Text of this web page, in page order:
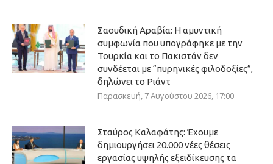
Σαουδική Αραβία: Η αμυντική
συμφωνία που υπογράφηκε με την
Τουρκία και το Πακιστάν δεν
συνδέεται με “πυρηνικές φιλοδοξίες”,
δηλώνει το Ριάντ
Παρασκευή, 7 Αυγούστου 2026, 17:00
Σταύρος Καλαφάτης: Έχουμε
δημιουργήσει 20.000 νέες θέσεις
εργασίας υψηλής εξειδίκευσης τα